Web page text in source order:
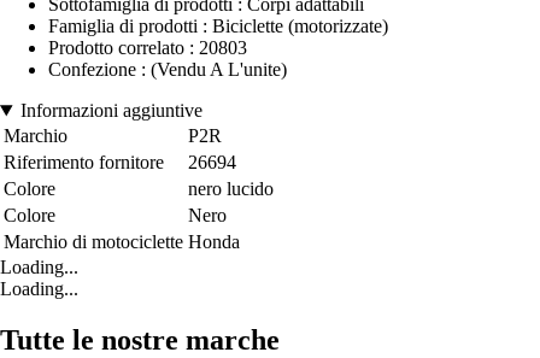
Sottofamiglia di prodotti : Corpi adattabili
Famiglia di prodotti : Biciclette (motorizzate)
Prodotto correlato : 20803
Confezione : (Vendu A L'unite)
Informazioni aggiuntive
Marchio
P2R
Riferimento fornitore
26694
Colore
nero lucido
Colore
Nero
Marchio di motociclette Honda
Loading...
Loading...
Tutte le nostre marche